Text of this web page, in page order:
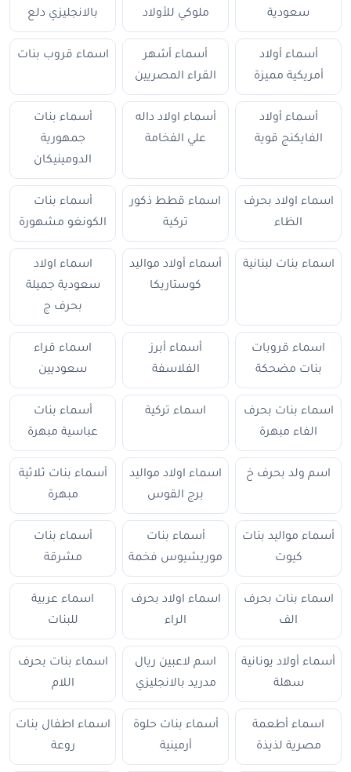
سعودية
ملوكي للأولاد
بالانجليزي دلع
أسماء أولاد
أمريكية مميزة
أسماء أشهر
القراء المصريين
اسماء قروب بنات
أسماء أولاد
الفايكنج قوية
أسماء اولاد داله
علي الفخامة
أسماء بنات
جمهورية
الدومينيكان
اسماء اولاد بحرف
الظاء
اسماء قطط ذكور
تركية
أسماء بنات
الكونغو مشهورة
اسماء بنات لبنانية
أسماء أولاد مواليد
كوستاريكا
اسماء اولاد
سعودية جميلة
بحرف ج
اسماء قروبات
بنات مضحكة
أسماء أبرز
الفلاسفة
اسماء قراء
سعوديين
اسماء بنات بحرف
الفاء مبهرة
اسماء تركية
أسماء بنات
عباسية مبهرة
اسم ولد بحرف خ
اسماء اولاد مواليد
برج القوس
أسماء بنات ثلاثية
مبهرة
أسماء مواليد بنات
كيوت
أسماء بنات
موريشيوس فخمة
أسماء بنات
مشرقة
اسماء بنات بحرف
الف
اسماء اولاد بحرف
الراء
اسماء عربية
للبنات
أسماء أولاد يونانية
سهلة
اسم لاعبين ريال
مدريد بالانجليزي
اسماء بنات بحرف
اللام
اسماء أطعمة
مصرية لذيذة
أسماء بنات حلوة
أرمينية
اسماء اطفال بنات
روعة